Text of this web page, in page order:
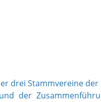
drei Stammvereine
der